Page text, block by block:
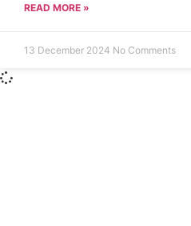
READ MORE »
13 December 2024 No Comments